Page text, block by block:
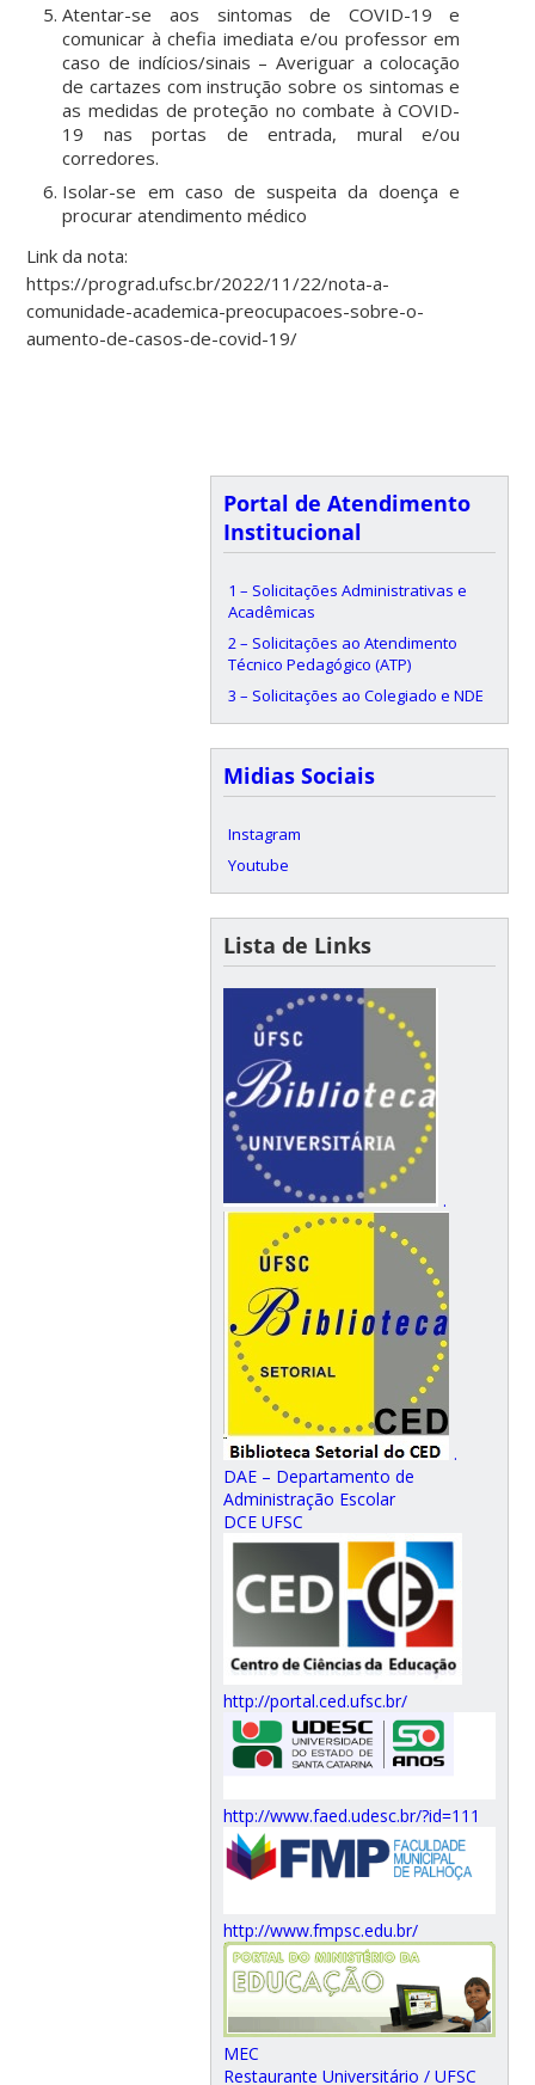
Atentar-se aos sintomas de COVID-19 e
comunicar à chefia imediata e/ou professor em
caso de indícios/sinais – Averiguar a colocação
de cartazes com instrução sobre os sintomas e
as medidas de proteção no combate à COVID-
19 nas portas de entrada, mural e/ou
corredores.
Isolar-se em caso de suspeita da doença e
procurar atendimento médico
Link da nota:
https://prograd.ufsc.br/2022/11/22/nota-a-
comunidade-academica-preocupacoes-sobre-o-
aumento-de-casos-de-covid-19/
Portal de Atendimento
Institucional
1 – Solicitações Administrativas e
Acadêmicas
2 – Solicitações ao Atendimento
Técnico Pedagógico (ATP)
3 – Solicitações ao Colegiado e NDE
Midias Sociais
Instagram
Youtube
Lista de Links
.
.
DAE – Departamento de
Administração Escolar
DCE UFSC
http://portal.ced.ufsc.br/
http://www.faed.udesc.br/?id=111
http://www.fmpsc.edu.br/
MEC
Restaurante Universitário / UFSC